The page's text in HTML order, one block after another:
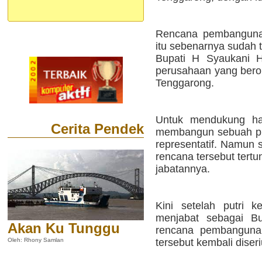
Cerita Pendek
Akan Ku Tunggu
Oleh: Rhony Samlan
Rencana
itu sebenarnya sudah
Bupati H Syaukani
perusahaan yang
Tenggarong.
Untuk mendukung
membangun sebuah
representatif. Namun
rencana tersebut
jabatannya.
Kini setelah putri
menjabat sebagai
rencana
tersebut kembali